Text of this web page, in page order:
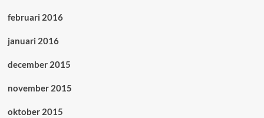
februari 2016
januari 2016
december 2015
november 2015
oktober 2015